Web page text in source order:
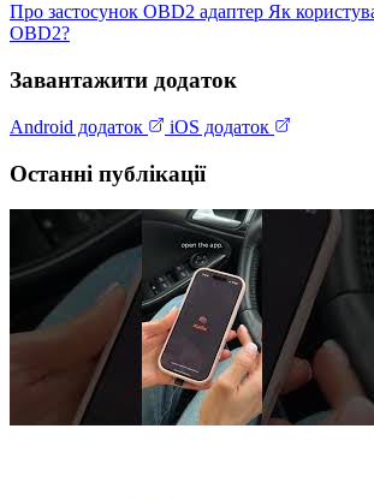
Про застосунок OBD2 адаптер Як
OBD2?
Завантажити додаток
Android додаток iOS додаток
Останні публікації